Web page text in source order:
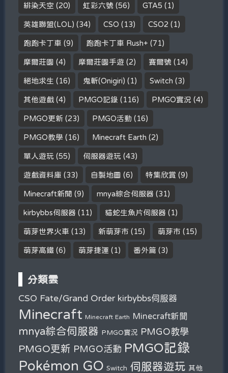
緋染天空 (20) 虹彩六號 (56) GTA5 (1)
英雄聯盟(LOL) (34) CSO (13) CSO2 (1)
跑跑卡丁車 (9) 跑跑卡丁車 Rush+ (71)
摩爾莊園 (4) 摩爾莊園手遊 (2) 賽爾號 (14)
絕地求生 (16) 鬼斬(Onigiri) (1) Switch (3)
其他遊戲 (4) PMGO記錄 (116) PMGO實況 (4)
PMGO更新 (23) PMGO活動 (16)
PMGO教學 (16) Minecraft Earth (2)
單人遊玩 (55) 伺服器遊玩 (43)
遊戲資料庫 (33) 自製地圖 (6) 特集欣賞 (9)
Minecraft新聞 (9) mnya綜合伺服器 (31)
kirbybbs伺服器 (11) 貓蛇生魚片伺服器 (1)
萌芽世界火車 (13) 新萌芽市 (15) 萌芽市 (15)
萌芽高鐵 (6) 萌芽捷運 (1) 番外篇 (3)
分類雲
CSO Fate/Grand Order kirbybbs伺服器
Minecraft Minecraft Earth Minecraft新聞
mnya綜合伺服器 PMGO實況 PMGO教學
PMGO更新 PMGO活動 PMGO記錄
Pokémon GO Switch 伺服器遊玩 其他